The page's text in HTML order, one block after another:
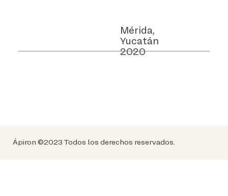
Mérida,
Yucatán
2020
Ápiron ©2023 Todos los derechos reservados.